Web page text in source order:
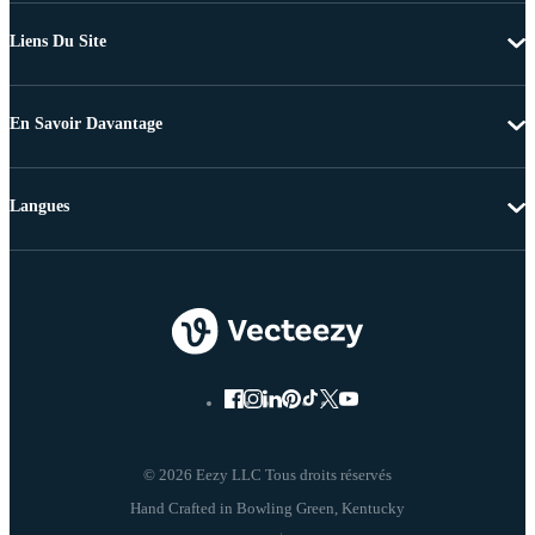
Liens Du Site
En Savoir Davantage
© 2026 Eezy LLC Tous droits réservés
Langues